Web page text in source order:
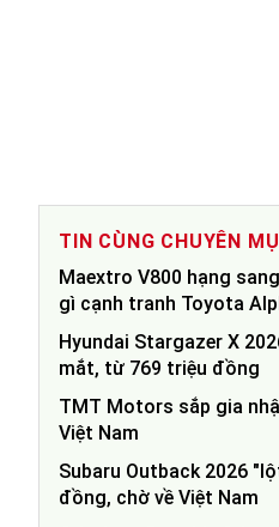
TIN CÙNG CHUYÊN
Maextro V800 hạng
gì cạnh tranh Toyota
Hyundai Stargazer X
mắt, từ 769 triệu đồng
TMT Motors sắp gia
Việt Nam
Subaru Outback 2026
đồng, chờ về Việt Nam